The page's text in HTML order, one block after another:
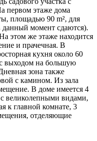
первом этаже дома
площадью 90 m², для
данный момент сдаются).
этом же этаже находится
и прачечная. В
кухня около 60
выходом на большую
зона также
с камином. Из зала
В доме имеется 4
великолепными видами,
к главной комнате, 3
отделяющие